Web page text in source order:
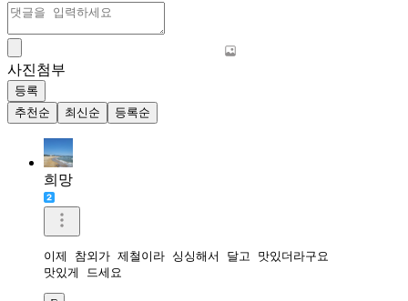
사진첨부
등록
추천순
최신순 등록순
희망
이제 참외가 제철이라 싱싱해서 달고 맛있더라구요
맛있게 드세요